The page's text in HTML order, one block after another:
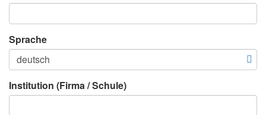
Sprache
Institution (Firma / Schule)